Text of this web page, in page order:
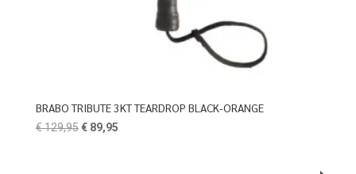
BRABO TRIBUTE 3KT TEARDROP BLACK-ORANGE
€129,95 Oorspronkelijke
€89,95Huidige